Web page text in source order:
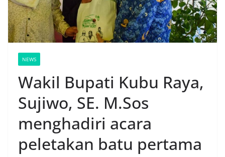
NEWS
Wakil Bupati Kubu Raya,
Sujiwo, SE. M.Sos
menghadiri acara
peletakan batu pertama